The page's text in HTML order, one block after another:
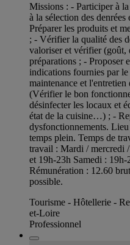
Missions : - Participer à
à la sélection des
Préparer les produits et
; - Vérifier la qualité des
valoriser et vérifier (goût,
préparations ; - Proposer
indications fournies par
maintenance et
(Vérifier le bon
désinfecter les locaux et
état de la cuisine…) ; -
dysfonctionnements.
temps plein. Temps de
travail : Mardi / mercredi
et 19h-23h Samedi :
Rémunération : 12.60
possible.
Tourisme - Hôtellerie -
et-Loire
Professionnel